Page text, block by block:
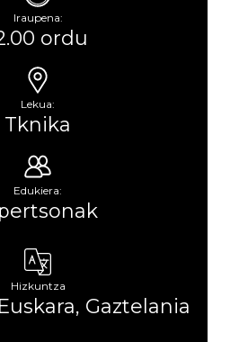
Iraupena:
ordu
Lekua:
Tknika
Edukiera:
Hizkuntza
Gaztelania